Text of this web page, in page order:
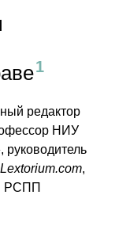
редактор
НИУ
Lextorium.com,
РСПП